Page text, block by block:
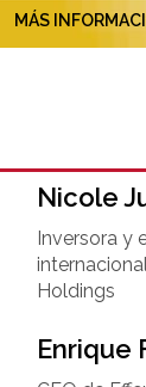
MÁS
Nicole
Inversora y
Holdings
Enrique